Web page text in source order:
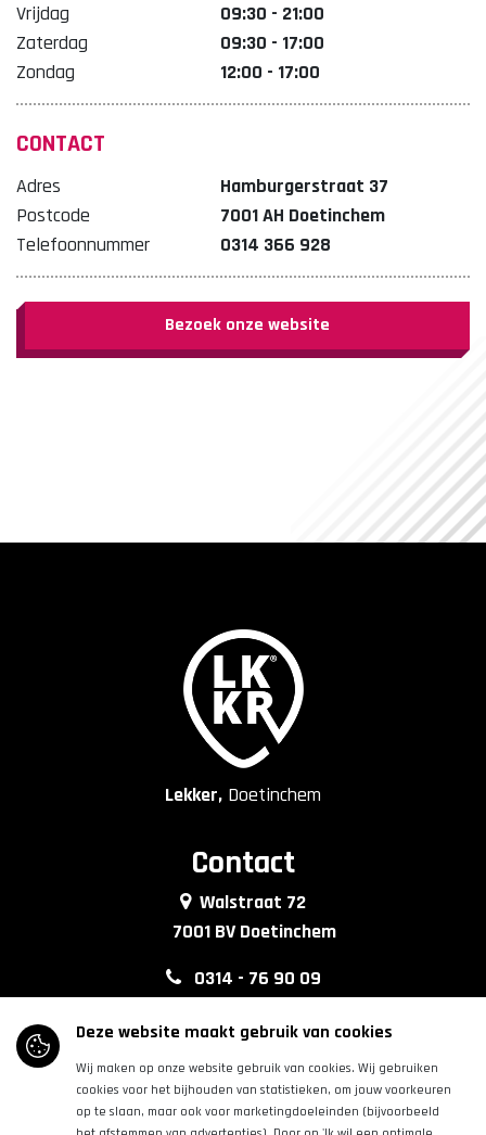
Vrijdag
09:30 - 21:00
Zaterdag
09:30 - 17:00
Zondag
12:00 - 17:00
CONTACT
Adres
Hamburgerstraat 37
Postcode
7001 AH Doetinchem
Telefoonnummer
0314 366 928
Bezoek onze website
Lekker, Doetinchem
Contact
Walstraat 72
7001 BV Doetinchem
0314 - 76 90 09
info@lkkrdoetinchem.nl
Volg ons
Deze website maakt gebruik van cookies
Wij maken op onze website gebruik van cookies. Wij gebruiken
cookies voor het bijhouden van statistieken, om jouw voorkeuren
op te slaan, maar ook voor marketingdoeleinden (bijvoorbeeld